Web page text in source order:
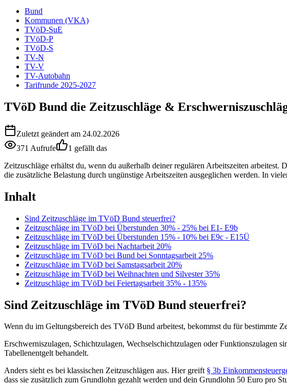
Bund
Kommunen (VKA)
TVöD-SuE
TVöD-P
TVöD-S
TV-N
TV-V
TV-Autobahn
Tarifrunde 2025-2027
TVöD Bund die Zeitzuschläge &
Zuletzt geändert am 24.02.2026
371 Aufrufe
1 gefällt das
Zeitzuschläge erhältst du, wenn du außerhalb deiner regulären Arbeitszeiten arbeitest.
die zusätzliche Belastung durch ungünstige Arbeitszeiten ausgeglichen werden. In
Inhalt
Sind Zeitzuschläge im TVöD Bund steuerfrei?
Zeitzuschläge im TVöD bei Überstunden 30% - 25% bei E1- E9b
Zeitzuschläge im TVöD bei Überstunden 15% - 10% bei E9c - E15Ü
Zeitzuschläge im TVöD bei Nachtarbeit 20%
Zeitzuschläge im TVöD bei Bund bei Sonntagsarbeit 25%
Zeitzuschläge im TVöD bei Samstagsarbeit 20%
Zeitzuschläge im TVöD bei Weihnachten und Silvester 35%
Zeitzuschläge im TVöD bei Feiertagsarbeit 35% - 135%
Sind Zeitzuschläge im TVöD Bund steuerfrei?
Wenn du im Geltungsbereich des TVöD Bund arbeitest, bekommst du für bestimmte
Erschwerniszulagen, Schichtzulagen, Wechselschichtzulagen oder Funktionszulagen
Tabellenentgelt behandelt.
Anders sieht es bei klassischen Zeitzuschlägen aus. Hier greift § 3b
dass sie zusätzlich zum Grundlohn gezahlt werden und dein Grundlohn 50 Euro pro